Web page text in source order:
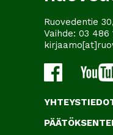
Ruovedentie
Vaihde: 03 486